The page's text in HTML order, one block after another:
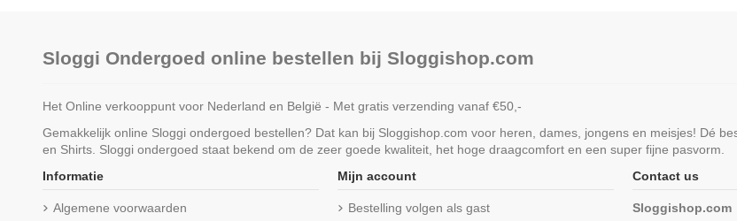
Sloggi Ondergoed online bestellen bij Sloggishop.com
Het Online verkooppunt voor Nederland en België - Met gratis verzending vanaf €50,-
Gemakkelijk online Sloggi ondergoed bestellen? Dat kan bij Sloggishop.com voor heren, dames, jongens en meisjes! Dé
en Shirts. Sloggi ondergoed staat bekend om de zeer goede kwaliteit, het hoge draagcomfort en een super fijne pasvorm.
Informatie
Algemene voorwaarden
Mijn account
Bestelling volgen als gast
Contact us
Sloggishop.com